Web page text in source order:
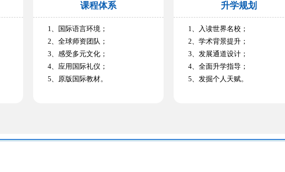
课程体系
1、国际语言环境；
2、全球师资团队；
3、感受多元文化；
4、应用国际礼仪；
5、原版国际教材。
升学规划
1、入读世界名校；
2、学术背景提升；
3、发展通道设计；
4、全面升学指导；
5、发掘个人天赋。